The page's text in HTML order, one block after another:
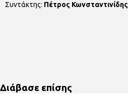
Συντάκτης: Πέτρος Κωνσταντινίδης
Διάβασε επίσης